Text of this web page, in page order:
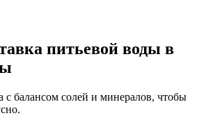
питьевой воды в
балансом солей и минералов, чтобы